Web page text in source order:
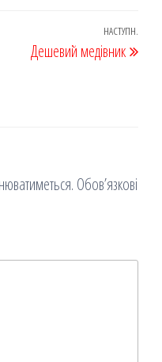
НАСТУПН.
Дешевий медівник
Обов’язкові